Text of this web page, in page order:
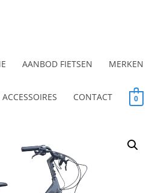
AANBOD FIETSEN MERKEN
CONTACT 0